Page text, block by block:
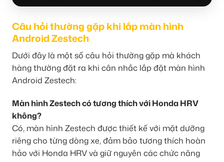
Câu hỏi thường gặp khi lắp màn hình
Android Zestech
Dưới đây là một số câu hỏi thường gặp mà khách
hàng thường đặt ra khi cân nhắc lắp đặt màn hình
Android Zestech:
Màn hình Zestech có tương thích với Honda HRV
không?
Có, màn hình Zestech được thiết kế với mặt dưỡng
riêng cho từng dòng xe, đảm bảo tương thích hoàn
hảo với Honda HRV và giữ nguyên các chức năng